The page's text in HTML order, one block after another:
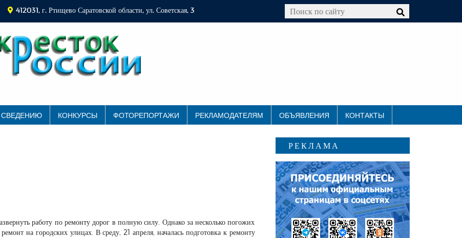
412031, г. Ртищево Саратовской области, ул. Советская, 3
СВЕДЕНИЮ КОНКУРСЫ ФОТОРЕПОРТАЖИ РЕКЛАМОДАТЕЛЯМ ОБЪЯВЛЕНИЯ КОНТАКТЫ
работу по ремонту дорог в полную силу. Однако за несколько погожих
на городских улицах. В среду, 21 апреля, началась подготовка к ремонту
РЕКЛАМА